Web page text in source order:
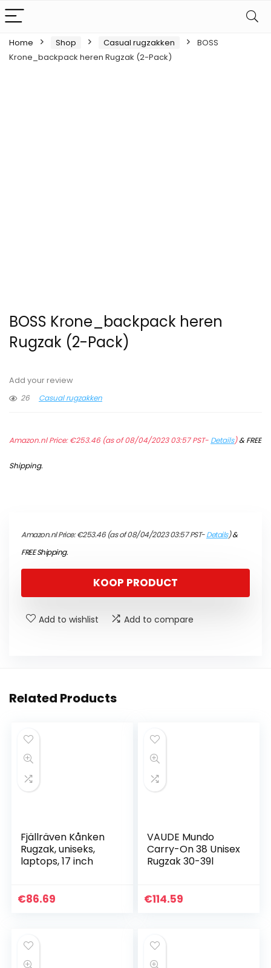
Home Shop Casual rugzakken
BOSS
Krone_backpack heren Rugzak (2-Pack)
BOSS Krone_backpack heren
Rugzak (2-Pack)
Add your review
26
Casual rugzakken
Amazon.nl Price:€253.46(as of 08/04/2023 03:57 PST- Details)&FREE
Shipping.
Amazon.nl Price:€253.46(as of 08/04/2023 03:57 PST-Details)&
FREE Shipping.
KOOP PRODUCT
Add to wishlist Add to compare
Related Products
Fjällräven Kånken
Rugzak, uniseks,
laptops, 17 inch
€86.69
VAUDE Mundo
Carry-On 38 Unisex
Rugzak 30-39l
€114.59